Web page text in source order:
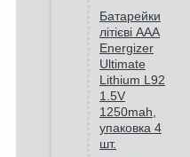
Батарейки
літієві ААA
Energizer
Ultimate
Lithium L92
1.5V
1250mah,
упаковка 4
шт.